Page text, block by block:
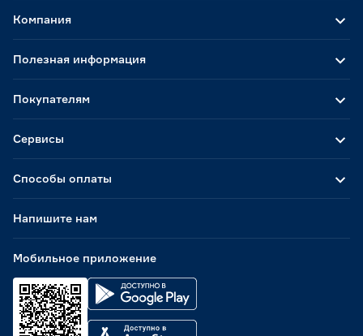
Способы оплаты
Мобильное приложение
Компания
Полезная информация
Покупателям
Сервисы
Напишите нам